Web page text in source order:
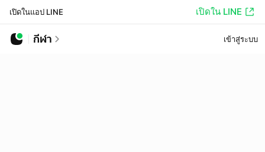
เปิดในแอป LINE เปิดใน LINE
กีฬา เข้าสู่ระบบ